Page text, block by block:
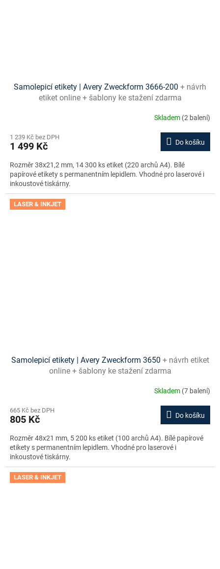
Samolepicí etikety | Avery Zweckform 3666-200 + návrh
etiket online + šablony ke stažení zdarma
Skladem (2 balení)
1 239 Kč bez DPH
1 499 Kč Do košíku
Rozměr 38x21,2 mm, 14 300 ks etiket (220 archů A4). Bílé
papírové etikety s permanentním lepidlem. Vhodné pro laserové i
inkoustové tiskárny.
LASER & INKJET
Samolepicí etikety | Avery Zweckform 3650 + návrh etiket
online + šablony ke stažení zdarma
Skladem (7 balení)
665 Kč bez DPH
805 Kč Do košíku
Rozměr 48x21 mm, 5 200 ks etiket (100 archů A4). Bílé papírové
etikety s permanentním lepidlem. Vhodné pro laserové i
inkoustové tiskárny.
LASER & INKJET